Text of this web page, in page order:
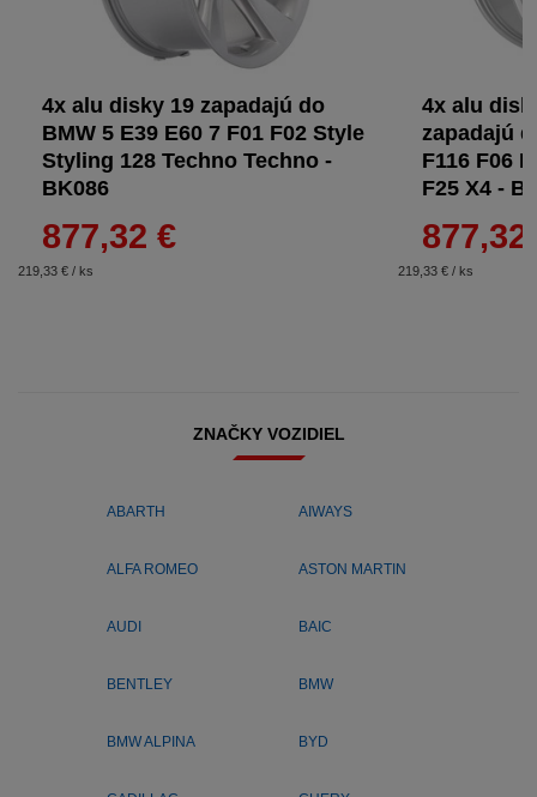
4x alu disky 19 zapadajú do
BMW 5 E39 E60 7 F01 F02 Style
Styling 128 Techno Techno -
BK086
877,32 €
219,33 € / ks
4x alu
zapadajú
F116 F06
F25 X4 -
877,32
219,33 € / ks
ZNAČKY VOZIDIEL
ABARTH AIWAYS
ALFA ROMEO ASTON MARTIN
AUDI BAIC
BENTLEY BMW
BMW ALPINA BYD